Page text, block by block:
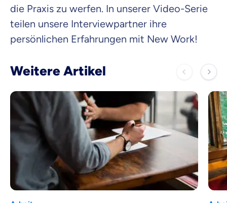
die Praxis zu werfen. In unserer Video-Serie
teilen unsere Interviewpartner ihre
persönlichen Erfahrungen mit New Work!
Weitere Artikel